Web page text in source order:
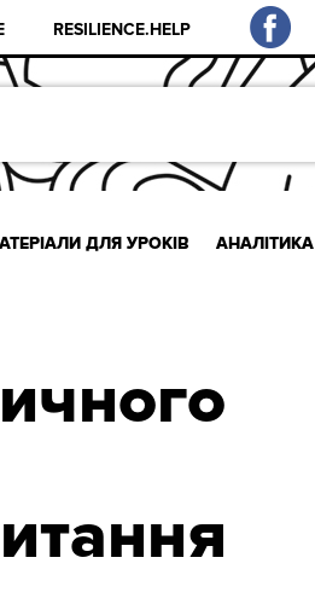
RESILIENCE.HELP
ДЛЯ УРОКІВ АНАЛІТИКА